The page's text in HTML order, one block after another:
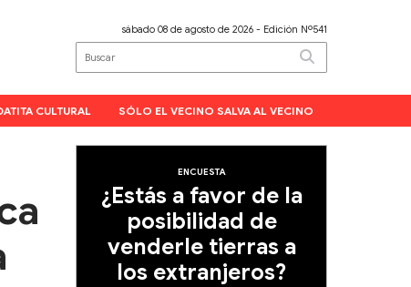
sábado 08 de agosto de 2026 - Edición Nº541
CULTURAL SÓLO EL VECINO SALVA AL VECINO
ENCUESTA
¿Estás a favor de la
posibilidad de
venderle tierras a
los extranjeros?